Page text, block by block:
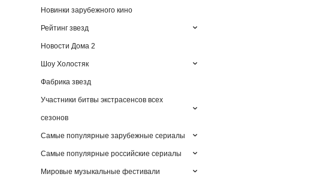
Новинки зарубежного кино
Рейтинг звезд
Новости Дома 2
Шоу Холостяк
Фабрика звезд
Участники битвы экстрасенсов всех
сезонов
Самые популярные зарубежные сериалы
Самые популярные российские сериалы
Мировые музыкальные фестивали